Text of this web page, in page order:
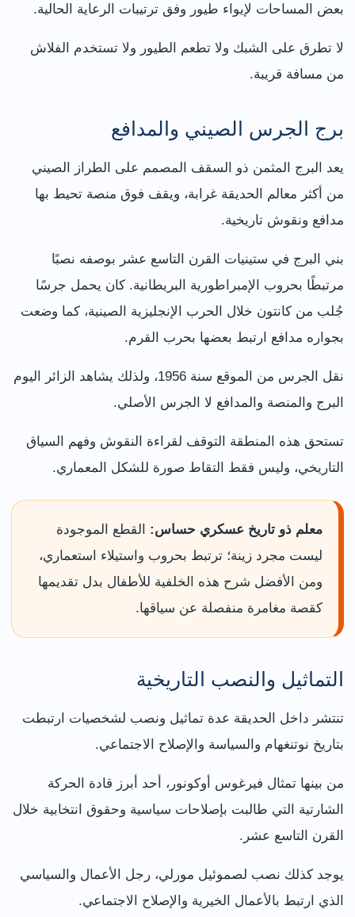
بعض المساحات لإيواء طيور وفق ترتيبات الرعاية الحالية.
لا تطرق على الشبك ولا تطعم الطيور ولا تستخدم الفلاش
من مسافة قريبة.
برج الجرس الصيني والمدافع
يعد البرج المثمن ذو السقف المصمم على الطراز الصيني
من أكثر معالم الحديقة غرابة، ويقف فوق منصة تحيط بها
مدافع ونقوش تاريخية.
بني البرج في ستينيات القرن التاسع عشر بوصفه نصبًا
مرتبطًا بحروب الإمبراطورية البريطانية. كان يحمل جرسًا
جُلب من كانتون خلال الحرب الإنجليزية الصينية، كما وضعت
بجواره مدافع ارتبط بعضها بحرب القرم.
نقل الجرس من الموقع سنة 1956، ولذلك يشاهد الزائر اليوم
البرج والمنصة والمدافع لا الجرس الأصلي.
تستحق هذه المنطقة التوقف لقراءة النقوش وفهم السياق
التاريخي، وليس فقط التقاط صورة للشكل المعماري.
معلم ذو تاريخ عسكري حساس: القطع الموجودة
ليست مجرد زينة؛ ترتبط بحروب واستيلاء استعماري،
ومن الأفضل شرح هذه الخلفية للأطفال بدل تقديمها
كقصة مغامرة منفصلة عن سياقها.
التماثيل والنصب التاريخية
تنتشر داخل الحديقة عدة تماثيل ونصب لشخصيات ارتبطت
بتاريخ نوتنغهام والسياسة والإصلاح الاجتماعي.
من بينها تمثال فيرغوس أوكونور، أحد أبرز قادة الحركة
الشارتية التي طالبت بإصلاحات سياسية وحقوق انتخابية خلال
القرن التاسع عشر.
يوجد كذلك نصب لصموئيل مورلي، رجل الأعمال والسياسي
الذي ارتبط بالأعمال الخيرية والإصلاح الاجتماعي.